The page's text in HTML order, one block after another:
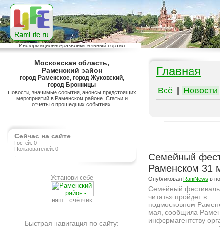
Информационно-развлекательный портал
Московская область,
Раменский район
город Раменское, город Жуковский,
город Бронницы
Новости, значимые события, анонсы предстоящих
мероприятий в Раменском районе. Статьи и
отчеты о прошедших событиях.
Сейчас на сайте
Гостей: 0
Пользователей: 0
Установи себе
наш счётчик
Быстрая навигация по сайту:
Главная
Всё Новости
Семейный
Раменском 31
Опубликовал RamNews в
Семейный
читать» пройдет в
подмосковном
мая, сообщила
информагентству